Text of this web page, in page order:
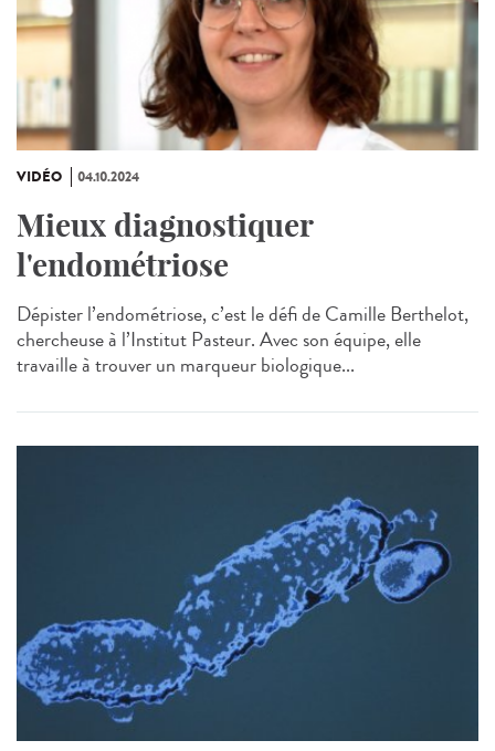
VIDÉO 04.10.2024
Mieux diagnostiquer
l'endométriose
Dépister l’endométriose, c’est le défi de Camille Berthelot,
chercheuse à l’Institut Pasteur. Avec son équipe, elle
travaille à trouver un marqueur biologique...